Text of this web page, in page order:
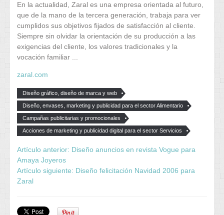
En la actualidad, Zaral es una empresa orientada al futuro,
que de la mano de la tercera generación, trabaja para ver
cumplidos sus objetivos fijados de satisfacción al cliente.
Siempre sin olvidar la orientación de su producción a las
exigencias del cliente, los valores tradicionales y la
vocación familiar ...
zaral.com
Diseño gráfico, diseño de marca y web
Diseño, envases, marketing y publicidad para el sector Alimentario
Campañas publicitarias y promocionales
Acciones de marketing y publicidad digital para el sector Servicios
Artículo anterior: Diseño anuncios en revista Vogue para
Amaya Joyeros
Artículo siguiente: Diseño felicitación Navidad 2006 para
Zaral